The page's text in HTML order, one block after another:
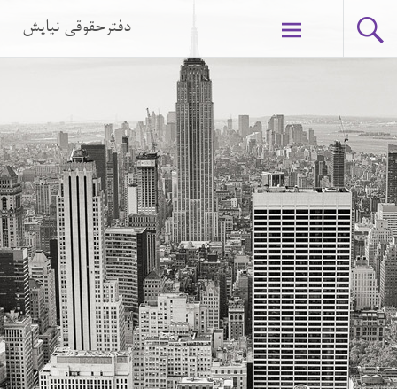
دفترحقوقی نیایش
Skip to content